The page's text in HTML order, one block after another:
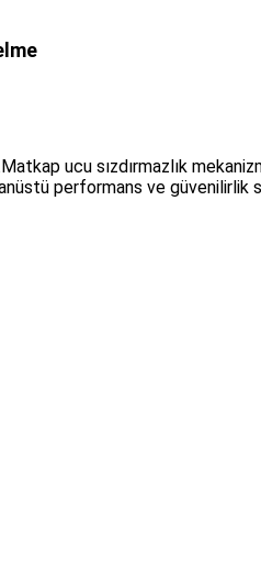
ucu sızdırmazlık
performans ve güvenilirlik